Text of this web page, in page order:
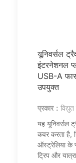
यूनिवर्सल
इंटरनेशनल
USB-A
उपयुक्त
प्रकार：
यह यूनिवर्सल
कवर करता है,
ऑस्ट्रेलिया के
ट्रिप और